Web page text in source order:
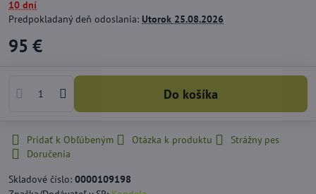
10 dní
Predpokladaný deň odoslania: Utorok 25.08.2026
95 €
Do košíka
Pridať k Obľúbeným Otázka k produktu
Strážny pes
Doručenia
Skladové číslo: 0000109198